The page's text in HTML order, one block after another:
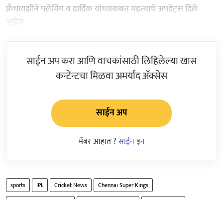
फ्रँचायझीने फ्लेमिंग व हार्दिक यांच्याबाबत महत्त्वाचे अपडेट्स दिले
आहेत.
साईन अप करा आणि वाचकांसाठी लिहिलेल्या खास
कन्टेन्टचा मिळवा अमर्याद ॲक्सेस
साईन अप
मेंबर आहात ?साईन इन
sports IPL Cricket News
Chennai Super Kings